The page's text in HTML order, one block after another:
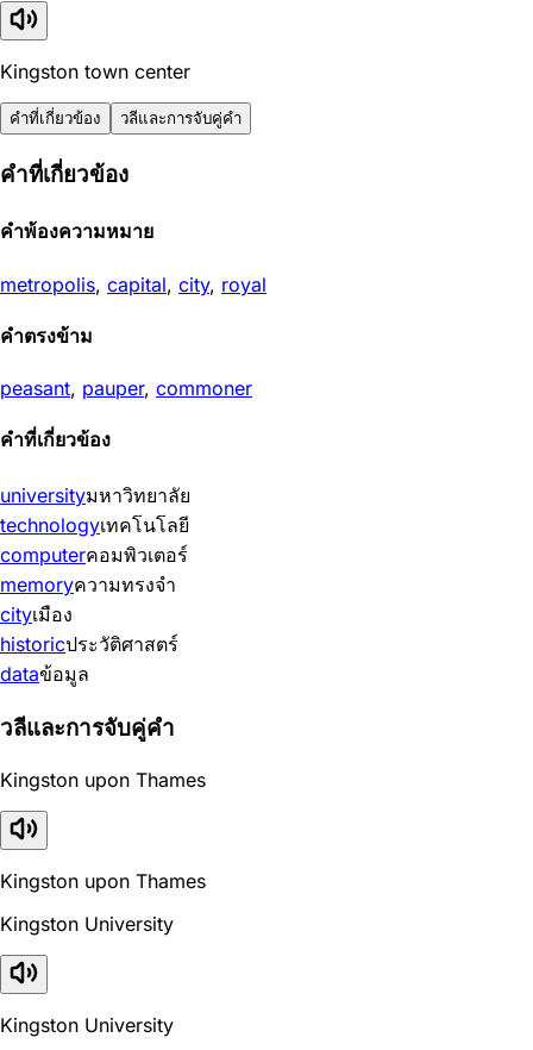
Kingston town center
คำที่เกี่ยวข้อง วลีและการจับคู่คำ
คำที่เกี่ยวข้อง
คำพ้องความหมาย
metropolis, capital, city, royal
คำตรงข้าม
peasant, pauper, commoner
คำที่เกี่ยวข้อง
universityมหาวิทยาลัย
technologyเทคโนโลยี
computerคอมพิวเตอร์
memoryความทรงจำ
cityเมือง
historicประวัติศาสตร์
dataข้อมูล
วลีและการจับคู่คำ
Kingston upon Thames
Kingston upon Thames
Kingston University
Kingston University